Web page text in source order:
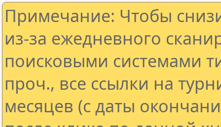
Примечание: Чтобы
из-за ежедневного
поисковыми системами
проч., все ссылки на
месяцев (с даты